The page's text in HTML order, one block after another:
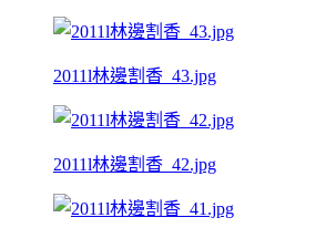
2011l林邊割香_43.jpg
2011l林邊割香_42.jpg